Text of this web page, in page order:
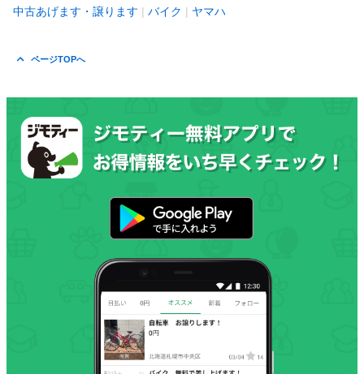
中古あげます・譲ります バイク ヤマハ
ページTOPへ